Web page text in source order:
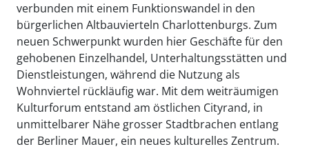
verbunden mit einem Funktionswandel in den
bürgerlichen Altbauvierteln Charlottenburgs. Zum
neuen Schwerpunkt wurden hier Geschäfte für den
gehobenen Einzelhandel, Unterhaltungsstätten und
Dienstleistungen, während die Nutzung als
Wohnviertel rückläufig war. Mit dem weiträumigen
Kulturforum entstand am östlichen Cityrand, in
unmittelbarer Nähe grosser Stadtbrachen entlang
der Berliner Mauer, ein neues kulturelles Zentrum.